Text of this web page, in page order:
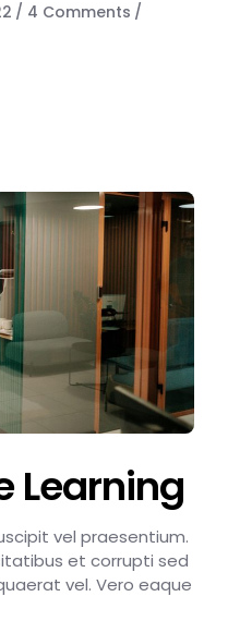
4 Comments
Learning
vel praesentium.
et corrupti sed
vel. Vero eaque